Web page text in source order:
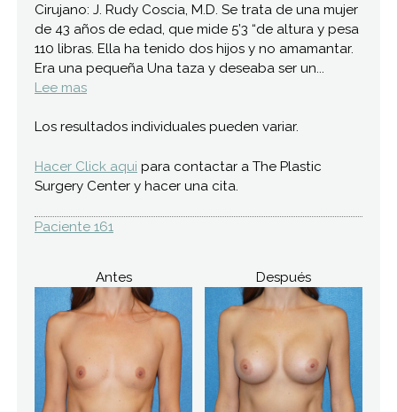
Cirujano: J. Rudy Coscia, M.D. Se trata de una mujer
de 43 años de edad, que mide 5’3 “de altura y pesa
110 libras. Ella ha tenido dos hijos y no amamantar.
Era una pequeña Una taza y deseaba ser un...
Lee mas
Los resultados individuales pueden variar.
Hacer Click aqui para contactar a The Plastic
Surgery Center y hacer una cita.
Paciente 161
Antes Después